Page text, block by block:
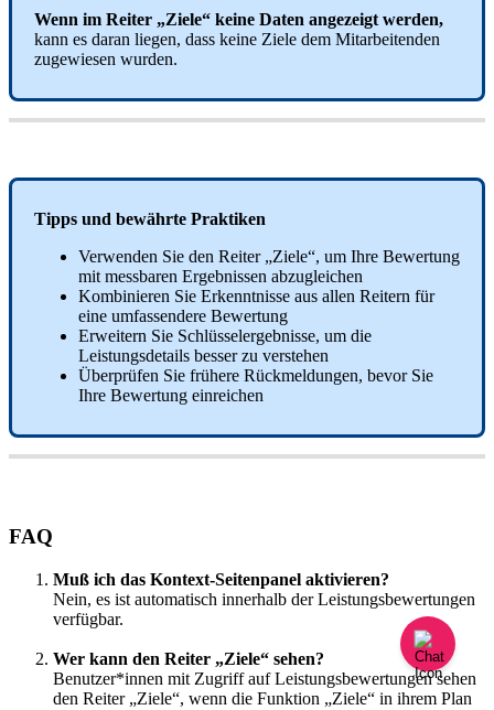
Wenn im Reiter „Ziele“ keine Daten angezeigt werden,
kann es daran liegen, dass keine Ziele dem Mitarbeitenden
zugewiesen wurden.
Tipps und bewährte Praktiken
Verwenden Sie den Reiter „Ziele“, um Ihre Bewertung
mit messbaren Ergebnissen abzugleichen
Kombinieren Sie Erkenntnisse aus allen Reitern für
eine umfassendere Bewertung
Erweitern Sie Schlüsselergebnisse, um die
Leistungsdetails besser zu verstehen
Überprüfen Sie frühere Rückmeldungen, bevor Sie
Ihre Bewertung einreichen
FAQ
Muß ich das Kontext-Seitenpanel aktivieren?
Nein, es ist automatisch innerhalb der Leistungsbewertungen
verfügbar.
Wer kann den Reiter „Ziele“ sehen?
Benutzer*innen mit Zugriff auf Leistungsbewertungen sehen
den Reiter „Ziele“, wenn die Funktion „Ziele“ in ihrem Plan